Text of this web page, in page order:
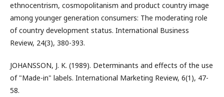
ethnocentrism, cosmopolitanism and product country image
among younger generation consumers: The moderating role
of country development status. International Business
Review, 24(3), 380-393.
JOHANSSON, J. K. (1989). Determinants and effects of the use
of "Made-in" labels. International Marketing Review, 6(1), 47-
58.